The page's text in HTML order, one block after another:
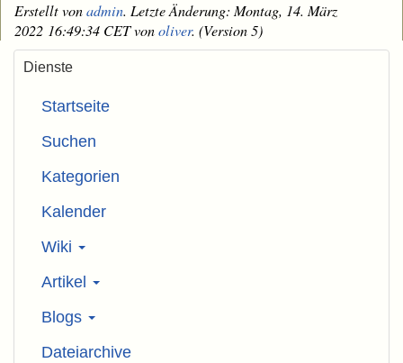
Erstellt vonadmin. Letzte Änderung: Montag, 14. März
2022 16:49:34 CET vonoliver. (Version 5)
Dienste
Startseite
Suchen
Kategorien
Kalender
Wiki
Artikel
Blogs
Dateiarchive